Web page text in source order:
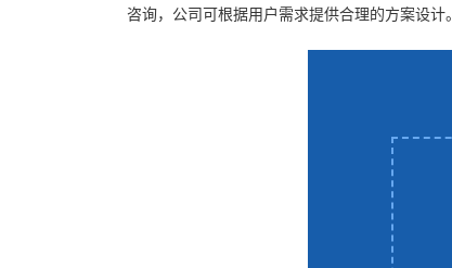
咨询，公司可根据用户需求提供合理的方案设计。